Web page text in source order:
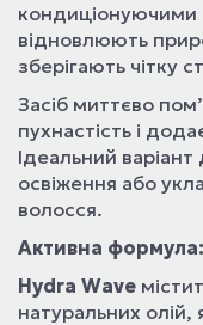
відновлюють
зберігають чітку
Засіб миттєво
пухнастість і
Ідеальний
освіження або
волосся.
Активна формула:
Hydra Wave
натуральних олій,